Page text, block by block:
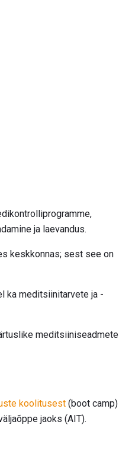
ja laevandus.
keskkonnas; sest see on
ka meditsiinitarvete ja -
meditsiiniseadmete
koolitusest (boot camp)
jaoks (AIT).